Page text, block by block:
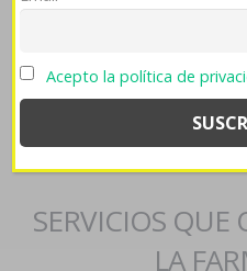
Más sobre el artículo>>[source]
compra-fluoxetina-medicamentos-
lyrica pramep gatica frida aciryl
SERVICIOS QUE
LA
Acepto la política de